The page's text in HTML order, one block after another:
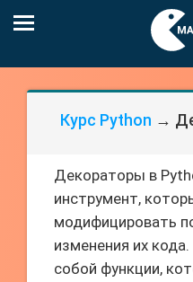
Курс Python →
Декораторы в
инструмент,
модифицировать
изменения их
собой функции,